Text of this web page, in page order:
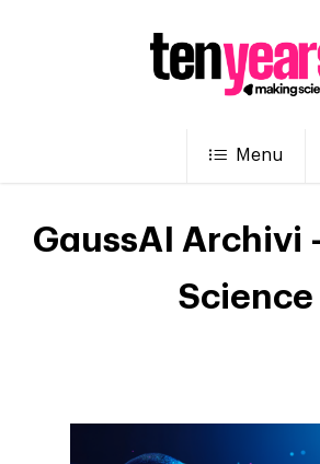
Menu
GaussAI Archivi
Science